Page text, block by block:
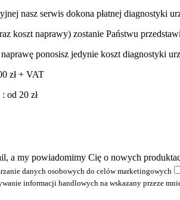
nasz serwis dokona płatnej diagnostyki
koszt naprawy) zostanie Państwu
ponosisz jedynie koszt diagnostyki
zł + VAT
od 20 zł
a my powiadomimy Cię o nowych
danych osobowych do celów marketingowych
informacji handlowych na wskazany przeze